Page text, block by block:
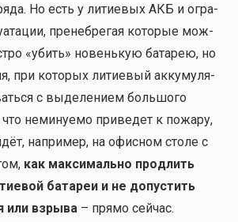
Но есть у лити­е­вых АКБ и огра­
пре­не­бре­гая кото­рые мож­
«убить» новень­кую бата­рею, но
при кото­рых лити­е­вый акку­му­ля­
с выде­ле­ни­ем боль­шо­го
что неми­ну­е­мо при­ве­дет к пожа­ру,
напри­мер, на офис­ном сто­ле с
как мак­си­маль­но про­длить
бата­реи и не допу­стить
или взры­ва – пря­мо сей­час.